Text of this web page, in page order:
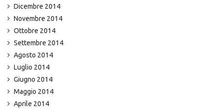
Dicembre 2014
Novembre 2014
Ottobre 2014
Settembre 2014
Agosto 2014
Luglio 2014
Giugno 2014
Maggio 2014
Aprile 2014